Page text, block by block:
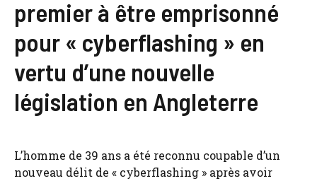
premier à être emprisonné
pour « cyberflashing » en
vertu d’une nouvelle
législation en Angleterre
L’homme de 39 ans a été reconnu coupable d’un
nouveau délit de « cyberflashing » après avoir